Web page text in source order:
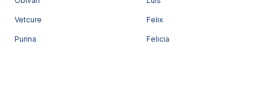
Vetcure Felix
Purina Felicia